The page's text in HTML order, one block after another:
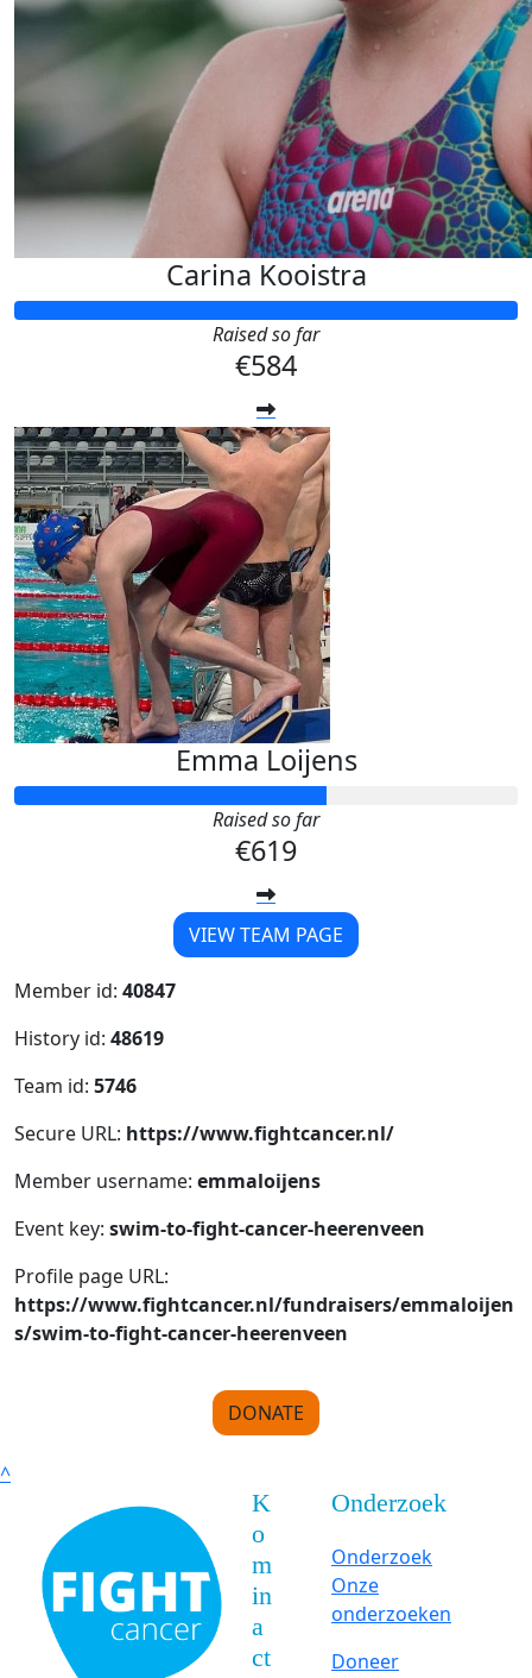
Carina Kooistra
Raised so far
€584
Emma Loijens
Raised so far
€619
VIEW TEAM PAGE
Member id: 40847
History id: 48619
Team id: 5746
Secure URL: https://www.fightcancer.nl/
Member username: emmaloijens
Event key: swim-to-fight-cancer-heerenveen
Profile page URL:
https://www.fightcancer.nl/fundraisers/emmaloijen
s/swim-to-fight-cancer-heerenveen
DONATE
^
K
o
m
in
a
ct
Onderzoek
Onderzoek
Onze
onderzoeken
Doneer